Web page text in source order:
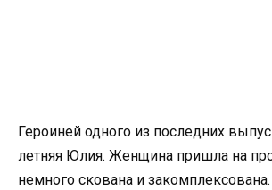
Героиней одного из последних
летняя Юлия. Женщина пришла на
немного скована и